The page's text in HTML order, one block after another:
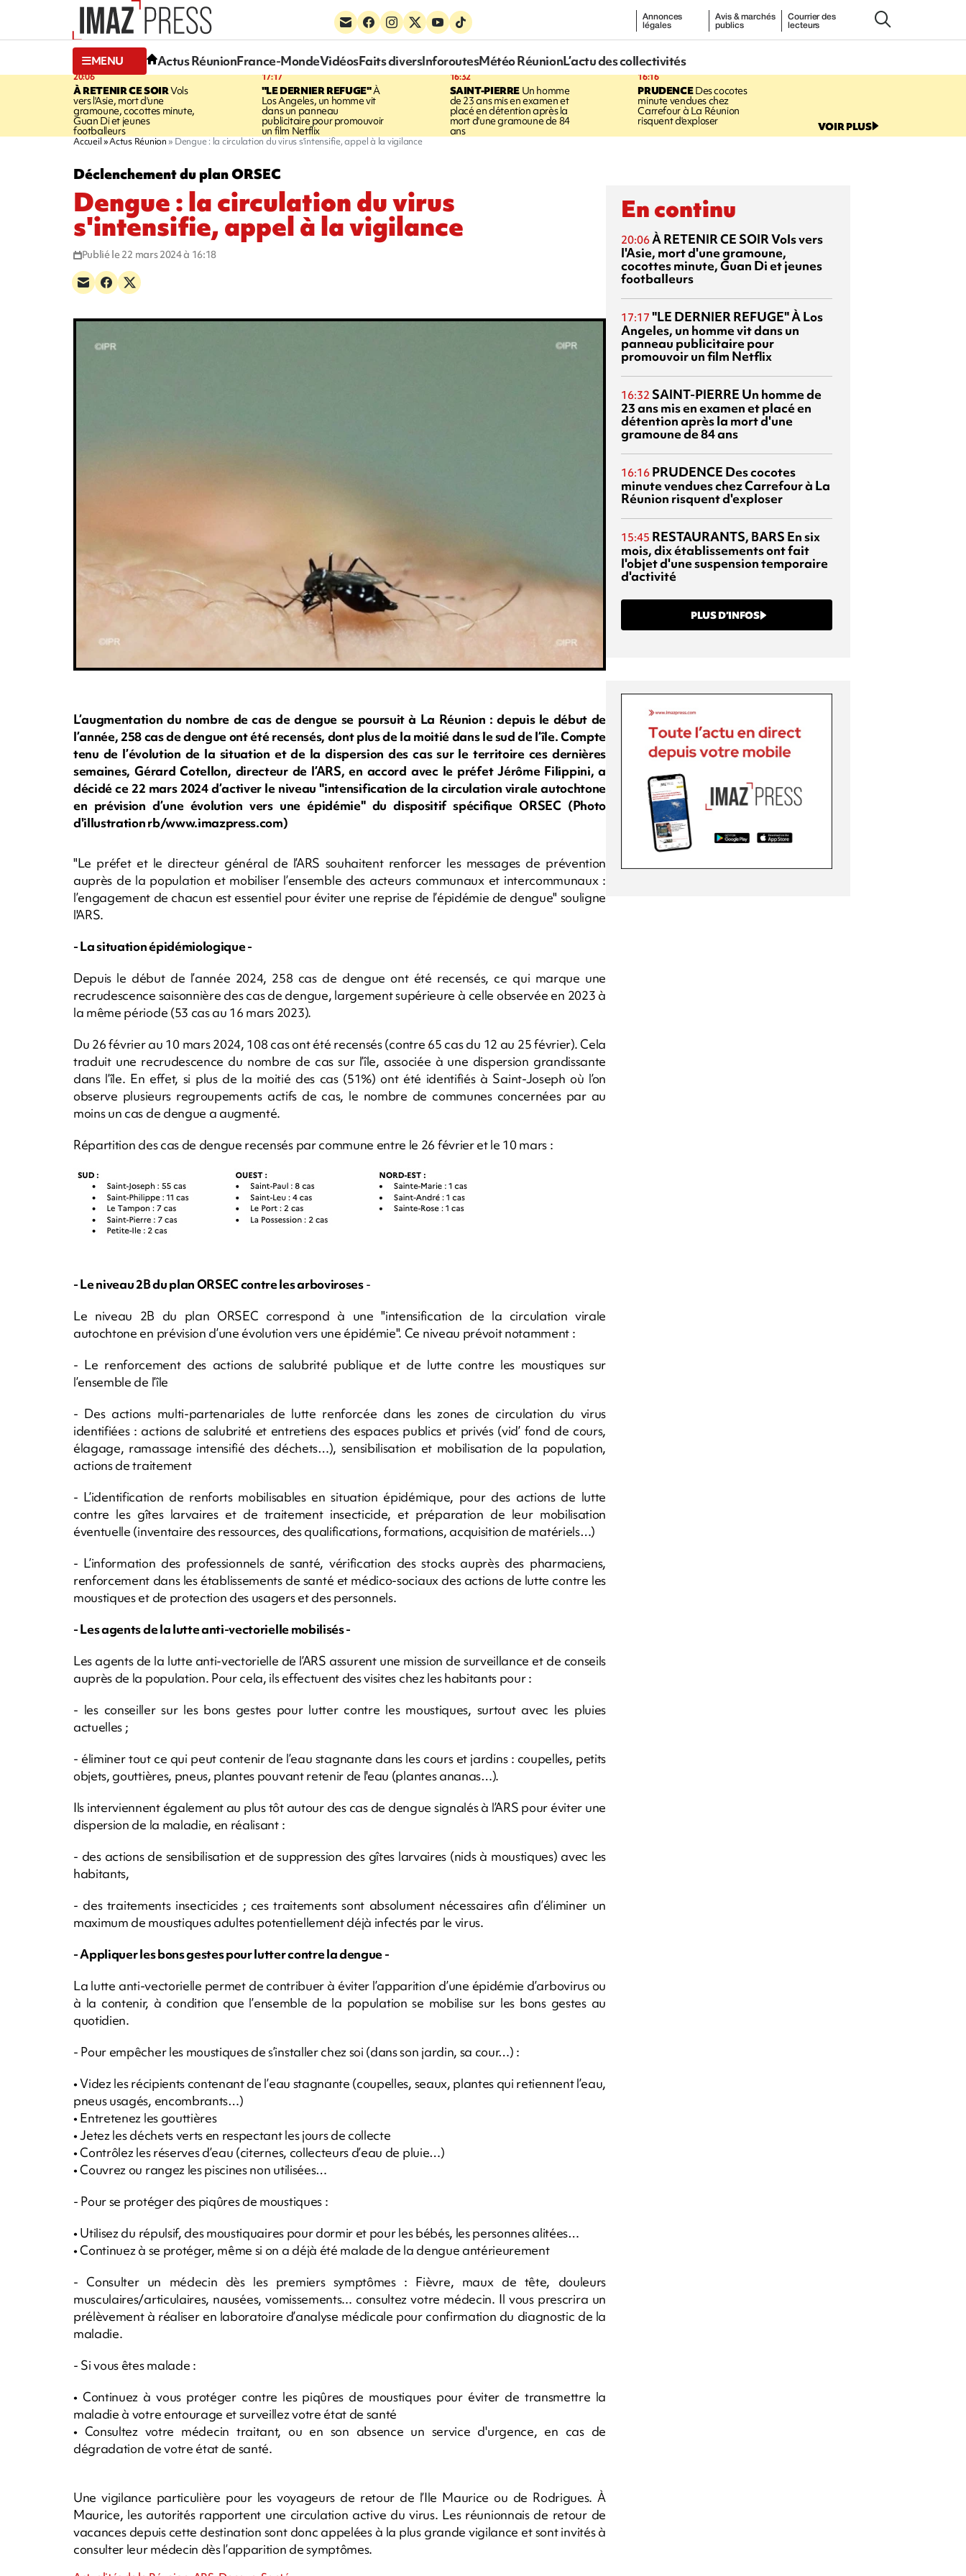
Annonces
légales
Avis & marchés
publics
Courrier des
lecteurs
MENU Actus RéunionFrance-MondeVidéosFaits diversInforoutesMétéo RéunionL’actu des collectivités
20:06
À RETENIR CE SOIRVols
vers l'Asie, mort d'une
gramoune, cocottes minute,
Guan Di et jeunes
footballeurs
17:17
"LE DERNIER REFUGE"À
Los Angeles, un homme vit
dans un panneau
publicitaire pour promouvoir
un film Netflix
16:32
SAINT-PIERREUn homme
de 23 ans mis en examen et
placé en détention après la
mort d'une gramoune de 84
ans
16:16
PRUDENCEDes cocotes
minute vendues chez
Carrefour à La Réunion
risquent d'exploser VOIR PLUS
Accueil Actus Réunion Dengue : la circulation du virus s'intensifie, appel à la vigilance
Déclenchement du plan ORSEC
Dengue : la circulation du virus
s'intensifie, appel à la vigilance
Publié le 22 mars 2024 à 16:18
L’augmentation du nombre de cas de dengue se poursuit à La Réunion : depuis le début de
l’année, 258 cas de dengue ont été recensés, dont plus de la moitié dans le sud de l’île. Compte
tenu de l’évolution de la situation et de la dispersion des cas sur le territoire ces dernières
semaines, Gérard Cotellon, directeur de l’ARS, en accord avec le préfet Jérôme Filippini, a
décidé ce 22 mars 2024 d’activer le niveau "intensification de la circulation virale autochtone
en prévision d’une évolution vers une épidémie" du dispositif spécifique ORSEC (Photo
d'illustration rb/www.imazpress.com)
"Le préfet et le directeur général de l’ARS souhaitent renforcer les messages de prévention
auprès de la population et mobiliser l’ensemble des acteurs communaux et intercommunaux :
l’engagement de chacun est essentiel pour éviter une reprise de l’épidémie de dengue" souligne
l'ARS.
- La situation épidémiologique -
Depuis le début de l’année 2024, 258 cas de dengue ont été recensés, ce qui marque une
recrudescence saisonnière des cas de dengue, largement supérieure à celle observée en 2023 à
la même période (53 cas au 16 mars 2023).
Du 26 février au 10 mars 2024, 108 cas ont été recensés (contre 65 cas du 12 au 25 février). Cela
traduit une recrudescence du nombre de cas sur l’île, associée à une dispersion grandissante
dans l’île. En effet, si plus de la moitié des cas (51%) ont été identifiés à Saint-Joseph où l’on
observe plusieurs regroupements actifs de cas, le nombre de communes concernées par au
moins un cas de dengue a augmenté.
Répartition des cas de dengue recensés par commune entre le 26 février et le 10 mars :
- Le niveau 2B du plan ORSEC contre les arboviroses-
Le niveau 2B du plan ORSEC correspond à une "intensification de la circulation virale
autochtone en prévision d’une évolution vers une épidémie". Ce niveau prévoit notamment :
- Le renforcement des actions de salubrité publique et de lutte contre les moustiques sur
l’ensemble de l’île
- Des actions multi-partenariales de lutte renforcée dans les zones de circulation du virus
identifiées : actions de salubrité et entretiens des espaces publics et privés (vid’ fond de cours,
élagage, ramassage intensifié des déchets…), sensibilisation et mobilisation de la population,
actions de traitement
- L’identification de renforts mobilisables en situation épidémique, pour des actions de lutte
contre les gîtes larvaires et de traitement insecticide, et préparation de leur mobilisation
éventuelle (inventaire des ressources, des qualifications, formations, acquisition de matériels…)
- L’information des professionnels de santé, vérification des stocks auprès des pharmaciens,
renforcement dans les établissements de santé et médico-sociaux des actions de lutte contre les
moustiques et de protection des usagers et des personnels.
- Les agents de la lutte anti-vectorielle mobilisés -
Les agents de la lutte anti-vectorielle de l’ARS assurent une mission de surveillance et de conseils
auprès de la population. Pour cela, ils effectuent des visites chez les habitants pour :
- les conseiller sur les bons gestes pour lutter contre les moustiques, surtout avec les pluies
actuelles ;
- éliminer tout ce qui peut contenir de l’eau stagnante dans les cours et jardins : coupelles, petits
objets, gouttières, pneus, plantes pouvant retenir de l'eau (plantes ananas…).
Ils interviennent également au plus tôt autour des cas de dengue signalés à l’ARS pour éviter une
dispersion de la maladie, en réalisant :
- des actions de sensibilisation et de suppression des gîtes larvaires (nids à moustiques) avec les
habitants,
- des traitements insecticides ; ces traitements sont absolument nécessaires afin d’éliminer un
maximum de moustiques adultes potentiellement déjà infectés par le virus.
- Appliquer les bons gestes pour lutter contre la dengue -
La lutte anti-vectorielle permet de contribuer à éviter l’apparition d’une épidémie d’arbovirus ou
à la contenir, à condition que l’ensemble de la population se mobilise sur les bons gestes au
quotidien.
- Pour empêcher les moustiques de s’installer chez soi (dans son jardin, sa cour…) :
• Videz les récipients contenant de l’eau stagnante (coupelles, seaux, plantes qui retiennent l’eau,
pneus usagés, encombrants…)
• Entretenez les gouttières
• Jetez les déchets verts en respectant les jours de collecte
• Contrôlez les réserves d’eau (citernes, collecteurs d’eau de pluie…)
• Couvrez ou rangez les piscines non utilisées…
- Pour se protéger des piqûres de moustiques :
• Utilisez du répulsif, des moustiquaires pour dormir et pour les bébés, les personnes alitées…
• Continuez à se protéger, même si on a déjà été malade de la dengue antérieurement
- Consulter un médecin dès les premiers symptômes : Fièvre, maux de tête, douleurs
musculaires/articulaires, nausées, vomissements... consultez votre médecin. Il vous prescrira un
prélèvement à réaliser en laboratoire d’analyse médicale pour confirmation du diagnostic de la
maladie.
- Si vous êtes malade :
• Continuez à vous protéger contre les piqûres de moustiques pour éviter de transmettre la
maladie à votre entourage et surveillez votre état de santé
• Consultez votre médecin traitant, ou en son absence un service d'urgence, en cas de
dégradation de votre état de santé.
Une vigilance particulière pour les voyageurs de retour de l’Ile Maurice ou de Rodrigues. À
Maurice, les autorités rapportent une circulation active du virus. Les réunionnais de retour de
vacances depuis cette destination sont donc appelées à la plus grande vigilance et sont invités à
consulter leur médecin dès l’apparition de symptômes.
En continu
20:06À RETENIR CE SOIRVols vers
l'Asie, mort d'une gramoune,
cocottes minute, Guan Di et jeunes
footballeurs
17:17 "LE DERNIER REFUGE"À Los
Angeles, un homme vit dans un
panneau publicitaire pour
promouvoir un film Netflix
16:32 SAINT-PIERRE Un homme de
23 ans mis en examen et placé en
détention après la mort d'une
gramoune de 84 ans
16:16 PRUDENCE Des cocotes
minute vendues chez Carrefour à La
Réunion risquent d'exploser
15:45 RESTAURANTS, BARS En six
mois, dix établissements ont fait
l'objet d'une suspension temporaire
d'activité
PLUS D’INFOS